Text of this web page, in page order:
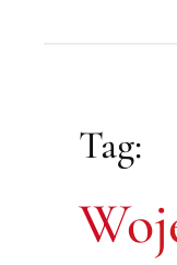
Tag: